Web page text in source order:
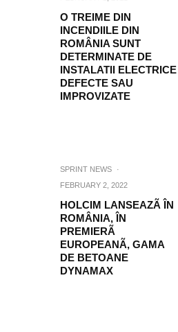
O TREIME DIN
INCENDIILE DIN
ROMÂNIA SUNT
DETERMINATE DE
INSTALATII ELECTRICE
DEFECTE SAU
IMPROVIZATE
SPRINT NEWS
·
FEBRUARY 2, 2022
HOLCIM LANSEAZÃ ÎN
ROMÂNIA, ÎN
PREMIERÃ
EUROPEANÃ, GAMA
DE BETOANE
DYNAMAX